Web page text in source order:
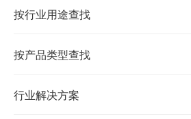
按行业用途查找
按产品类型查找
行业解决方案